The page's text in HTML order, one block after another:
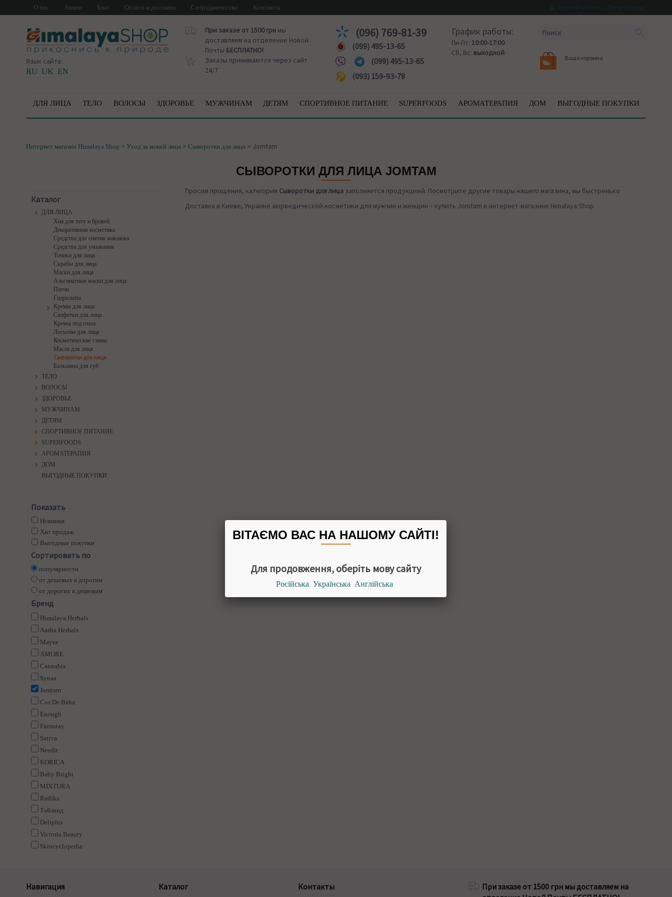
О нас Акции Блог Оплата и доставка Сотрудничество Контакты
Язык сайта:
RU UK EN
При заказе от 1500 грнмы
доставляем на отделение Новой
Почты БЕСПЛАТНО!
Заказы принимаются через сайт
24/7
(096) 769-81-39
(099) 495-13-65
(099) 495-13-65
(093) 159-93-78
График работы:
Пн-Пт: 10:00-17:00
Сб, Вс: выходной
Ваша корзина
ДЛЯ ЛИЦА ТЕЛО ВОЛОСЫ ЗДОРОВЬЕ МУЖЧИНАМ ДЕТЯМ СПОРТИВНОЕ ПИТАНИЕ SUPERFOODS АРОМАТЕРАПИЯ ДОМ ВЫГОДНЫЕ ПОКУПКИ
Интернет магазин Himalaya Shop > Уход за кожей лица > Сыворотки для лица > Jomtam
СЫВОРОТКИ ДЛЯ ЛИЦА JOMTAM
Каталог
ДЛЯ ЛИЦА
Хна для тату и бровей
Декоративная косметика
Средства для снятия макияжа
Средства для умывания
Тоники для лица
Скрабы для лица
Маски для лица
Альгинатные маски для лица
Патчи
Гидролаты
Кремы для лица
Салфетки для лица
Кремы под глаза
Лосьоны для лица
Косметические глины
Масла для лица
Сыворотки для лица
Бальзамы для губ
ТЕЛО
ВОЛОСЫ
ЗДОРОВЬЕ
МУЖЧИНАМ
ДЕТЯМ
СПОРТИВНОЕ ПИТАНИЕ
SUPERFOODS
АРОМАТЕРАПИЯ
ДОМ
ВЫГОДНЫЕ ПОКУПКИ
Показать
Новинки
Хит продаж
Выгодные покупки
Сортировать по
популярности
от дешевых к дорогим
от дорогих к дешевым
Бренд
Himalaya Herbals
Aasha Herbals
Mayur
AMORE
Cannabis
Synaa
Jomtam
Cos De Baha
Enough
Farmstay
Sattva
Needit
KORICA
Baby Bright
MIXTURA
Radika
Тайланд
Deliplus
Victoria Beauty
Skincyclopedia
Просим прощения, категория Сыворотки для лицазаполняется продукцией. Посмотрите другие товары нашего магазина, мы быстренько
Доставка в Киеве, Украине аюрведической косметики для мужчин и женщин – купить Jomtam в интернет-магазине Himalaya Shop
Навигация Каталог Контакты
При заказе от 1500 грн мы доставляем на
ВІТАЄМО ВАС НА НАШОМУ САЙТІ!
Для продовження, оберіть мову сайту
Російська Українська Англійська